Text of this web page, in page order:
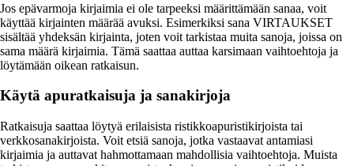
Jos epävarmoja kirjaimia ei ole tarpeeksi määrittämään sanaa, voit
käyttää kirjainten määrää avuksi. Esimerkiksi sana VIRTAUKSET
sisältää yhdeksän kirjainta, joten voit tarkistaa muita sanoja, joissa on
sama määrä kirjaimia. Tämä saattaa auttaa karsimaan vaihtoehtoja ja
löytämään oikean ratkaisun.
Käytä apuratkaisuja ja sanakirjoja
Ratkaisuja saattaa löytyä erilaisista ristikkoapuristikirjoista tai
verkkosanakirjoista. Voit etsiä sanoja, jotka vastaavat antamiasi
kirjaimia ja auttavat hahmottamaan mahdollisia vaihtoehtoja. Muista